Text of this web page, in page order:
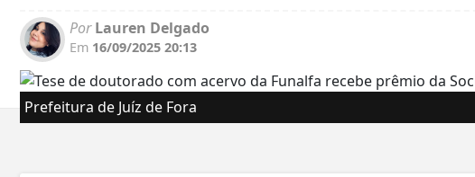
PorLauren Delgado
Em 16/09/2025 20:13
Prefeitura de Juíz de Fora